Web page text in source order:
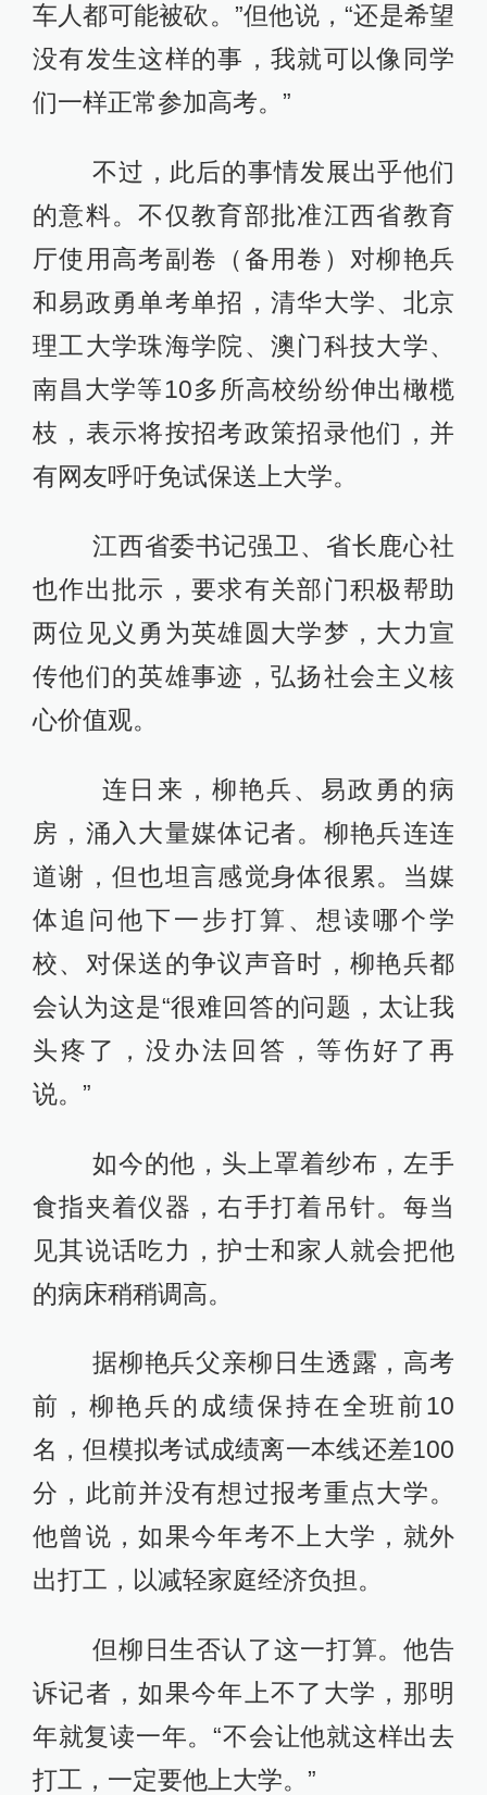
车人都可能被砍。”但他说，“还是希望
没有发生这样的事，我就可以像同学
们一样正常参加高考。”
不过，此后的事情发展出乎他们
的意料。不仅教育部批准江西省教育
厅使用高考副卷（备用卷）对柳艳兵
和易政勇单考单招，清华大学、北京
理工大学珠海学院、澳门科技大学、
南昌大学等10多所高校纷纷伸出橄榄
枝，表示将按招考政策招录他们，并
有网友呼吁免试保送上大学。
江西省委书记强卫、省长鹿心社
也作出批示，要求有关部门积极帮助
两位见义勇为英雄圆大学梦，大力宣
传他们的英雄事迹，弘扬社会主义核
心价值观。
连日来，柳艳兵、易政勇的病
房，涌入大量媒体记者。柳艳兵连连
道谢，但也坦言感觉身体很累。当媒
体追问他下一步打算、想读哪个学
校、对保送的争议声音时，柳艳兵都
会认为这是“很难回答的问题，太让我
头疼了，没办法回答，等伤好了再
说。”
如今的他，头上罩着纱布，左手
食指夹着仪器，右手打着吊针。每当
见其说话吃力，护士和家人就会把他
的病床稍稍调高。
据柳艳兵父亲柳日生透露，高考
前，柳艳兵的成绩保持在全班前10
名，但模拟考试成绩离一本线还差100
分，此前并没有想过报考重点大学。
他曾说，如果今年考不上大学，就外
出打工，以减轻家庭经济负担。
但柳日生否认了这一打算。他告
诉记者，如果今年上不了大学，那明
年就复读一年。“不会让他就这样出去
打工，一定要他上大学。”